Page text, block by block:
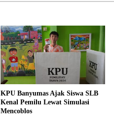
KPU Banyumas Ajak Siswa SLB
Kenal Pemilu Lewat Simulasi
Mencoblos